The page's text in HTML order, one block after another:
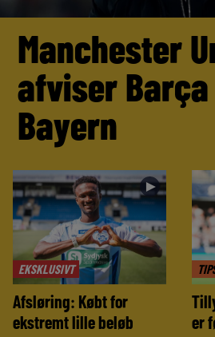
Manchester
afviser
Bayern
EKSKLUSIVT
►
Afsløring: Købt for
ekstremt lille beløb
er